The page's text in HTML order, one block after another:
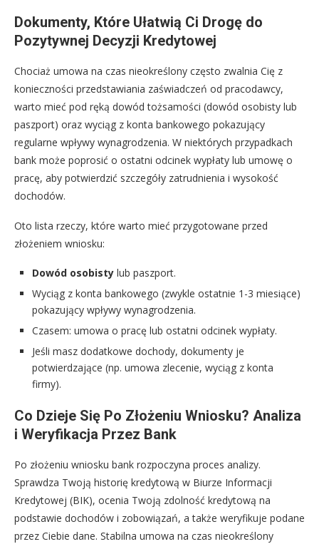
Dokumenty, Które Ułatwią Ci Drogę do
Pozytywnej Decyzji Kredytowej
Chociaż umowa na czas nieokreślony często zwalnia Cię z
konieczności przedstawiania zaświadczeń od pracodawcy,
warto mieć pod ręką dowód tożsamości (dowód osobisty lub
paszport) oraz wyciąg z konta bankowego pokazujący
regularne wpływy wynagrodzenia. W niektórych przypadkach
bank może poprosić o ostatni odcinek wypłaty lub umowę o
pracę, aby potwierdzić szczegóły zatrudnienia i wysokość
dochodów.
Oto lista rzeczy, które warto mieć przygotowane przed
złożeniem wniosku:
Dowód osobisty lub paszport.
Wyciąg z konta bankowego (zwykle ostatnie 1-3 miesiące)
pokazujący wpływy wynagrodzenia.
Czasem: umowa o pracę lub ostatni odcinek wypłaty.
Jeśli masz dodatkowe dochody, dokumenty je
potwierdzające (np. umowa zlecenie, wyciąg z konta
firmy).
Co Dzieje Się Po Złożeniu Wniosku? Analiza
i Weryfikacja Przez Bank
Po złożeniu wniosku bank rozpoczyna proces analizy.
Sprawdza Twoją historię kredytową w Biurze Informacji
Kredytowej (BIK), ocenia Twoją zdolność kredytową na
podstawie dochodów i zobowiązań, a także weryfikuje podane
przez Ciebie dane. Stabilna umowa na czas nieokreślony